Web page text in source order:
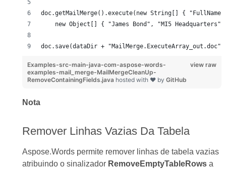
doc.getMailMerge().execute(new String[] {
new Object[] { "James Bond", "MI5
doc.save(dataDir +
view raw
Examples-src-main-java-com-aspose-words-
examples-mail_merge-MailMergeCleanUp-
RemoveContainingFields.java hosted with ❤ by GitHub
Nota
Remover Linhas Vazias Da Tabela
Aspose.Words permite remover linhas de tabela vazias
atribuindo o sinalizador RemoveEmptyTableRowsa